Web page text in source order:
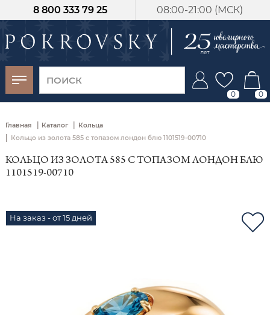
08:00-21:00 (МСК)
8 800 333 79 25
0 0
Главная | Каталог | Кольца
| Кольцо из золота 585 с топазом лондон блю 1101519-00710
КОЛЬЦО ИЗ ЗОЛОТА 585 С ТОПАЗОМ ЛОНДОН БЛЮ
1101519-00710
На заказ - от 15 дней
-30%
от 15 дней с
момента оплаты